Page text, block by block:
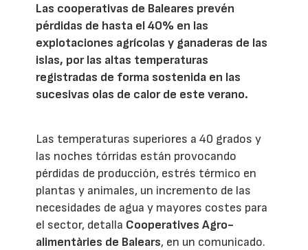
Las cooperativas de Baleares prevén
pérdidas de hasta el 40% en las
explotaciones agrícolas y ganaderas de las
islas, por las altas temperaturas
registradas de forma sostenida en las
sucesivas olas de calor de este verano.
Las temperaturas superiores a 40 grados y
las noches tórridas están provocando
pérdidas de producción, estrés térmico en
plantas y animales, un incremento de las
necesidades de agua y mayores costes para
el sector, detalla Cooperatives Agro-
alimentàries de Balears, en un comunicado.